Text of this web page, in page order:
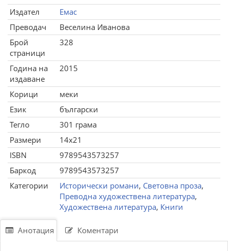
Издател
Емас
Преводач
Веселина Иванова
Брой
страници
328
Година на
издаване
2015
Корици
меки
Език
български
Тегло
301 грама
Размери
14x21
ISBN
9789543573257
Баркод
9789543573257
Категории
Исторически романи, Световна проза,
Преводна художествена литература,
Художествена литература, Книги
Анотация Коментари